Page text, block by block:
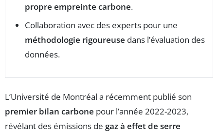
propre empreinte carbone.
Collaboration avec des experts pour une
méthodologie rigoureuse dans l’évaluation des
données.
L’Université de Montréal a récemment publié son
premier bilan carbone pour l’année 2022-2023,
révélant des émissions de gaz à effet de serre